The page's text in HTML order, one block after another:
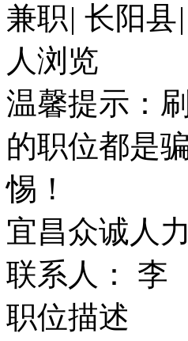
兼职| 长阳县|
人浏览
温馨提示：
的职位都是
惕！
宜昌众诚人
联系人： 李
职位描述